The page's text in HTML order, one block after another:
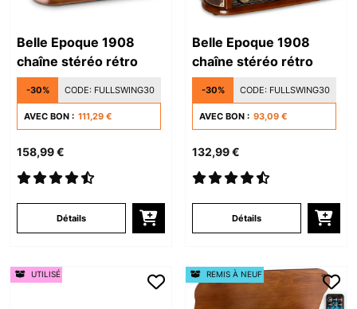
Belle Epoque 1908
chaîne stéréo rétro
-30% CODE: FULLSWING30
AVEC BON : 111,29 €
158,99 €
Détails
Belle Epoque 1908
chaîne stéréo rétro
-30% CODE: FULLSWING30
AVEC BON : 93,09 €
132,99 €
Détails
UTILISÉ REMIS À NEUF